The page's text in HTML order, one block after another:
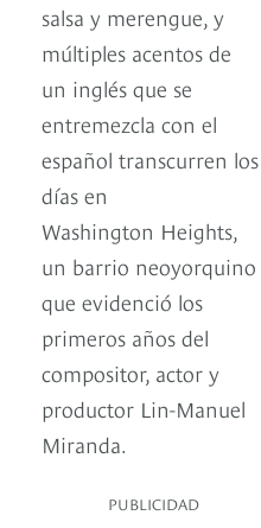
salsa y merengue, y
múltiples acentos de
un inglés que se
entremezcla con el
español transcurren los
días en
Washington Heights,
un barrio neoyorquino
que evidenció los
primeros años del
compositor, actor y
productor Lin-Manuel
Miranda.
PUBLICIDAD